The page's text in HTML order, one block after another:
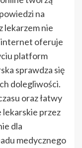
na
lekarzem nie
internet oferuje
platform
sprawdza się
dolegliwości.
oraz łatwy
lekarskie przez
dla
medycznego